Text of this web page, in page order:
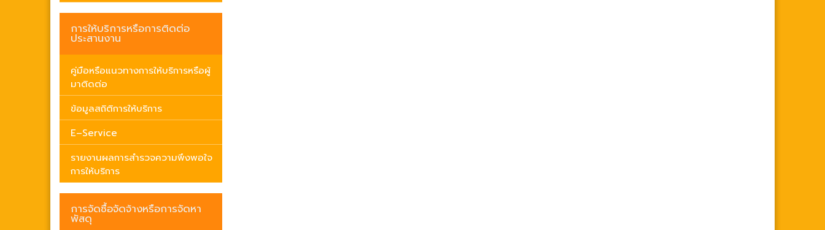
การให้บริการหรือการติดต่อ
ประสานงาน
คู่มือหรือแนวทางการให้บริการหรือผู้
มาติดต่อ
ข้อมูลสถิติการให้บริการ
E–Service
รายงานผลการสำรวจความพึงพอใจ
การให้บริการ
การจัดซื้อจัดจ้างหรือการจัดหา
พัสดุ